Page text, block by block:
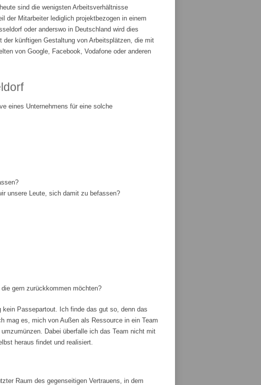
sind die wenigsten Arbeitsverhältnisse
der Mitarbeiter lediglich projektbezogen in einem
oder anderswo in Deutschland wird dies
künftigen Gestaltung von Arbeitsplätzen, die mit
von Google, Facebook, Vodafone oder anderen
eines Unternehmens für eine solche
unsere Leute, sich damit zu befassen?
gern zurückkommen möchten?
Passepartout. Ich finde das gut so, denn das
mag es, mich von Außen als Ressource in ein Team
Dabei überfalle ich das Team nicht mit
heraus findet und realisiert.
Raum des gegenseitigen Vertrauens, in dem